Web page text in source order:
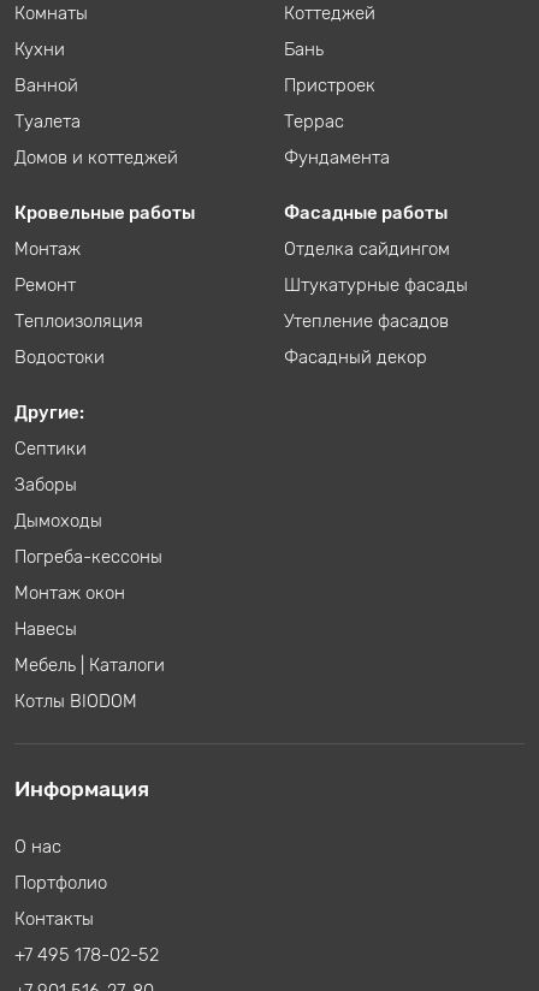
Комнаты
Кухни
Ванной
Туалета
Домов и коттеджей
Коттеджей
Бань
Пристроек
Террас
Фундамента
Кровельные работы
Монтаж
Ремонт
Теплоизоляция
Водостоки
Фасадные работы
Отделка сайдингом
Штукатурные фасады
Утепление фасадов
Фасадный декор
Другие:
Септики
Заборы
Дымоходы
Погреба-кессоны
Монтаж окон
Навесы
Мебель
Каталоги
Котлы BIODOM
Информация
О нас
Портфолио
Контакты
+7 495 178-02-52